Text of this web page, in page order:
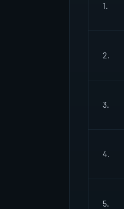
1.
2.
3.
4.
5.